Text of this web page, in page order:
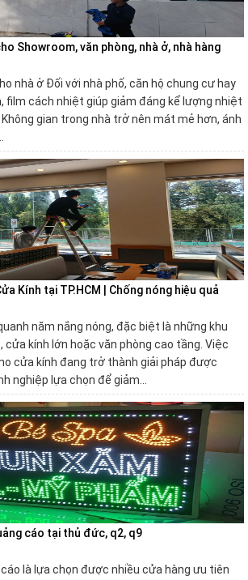
Showroom, văn phòng, nhà ở, nhà hàng
nhà ở Đối với nhà phố, căn hộ chung cư hay
film cách nhiệt giúp giảm đáng kể lượng nhiệt
gian trong nhà trở nên mát mẻ hơn, ánh
Kính tại TP.HCM | Chống nóng hiệu quả
năm nắng nóng, đặc biệt là những khu
cửa kính lớn hoặc văn phòng cao tầng. Việc
cửa kính đang trở thành giải pháp được
nghiệp lựa chọn để giảm…
cáo tại thủ đức, q2, q9
cáo là lựa chọn được nhiều cửa hàng ưu tiên